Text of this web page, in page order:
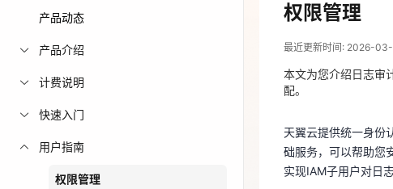
企业出海解决方案
助力您的业务扬帆出
爆款云主机全场特惠
产品动态
产品介绍
计费说明
快速入门
用户指南
权限管理
权限管理
最近更新时间: 2026-
2026-03-09
天翼云提供统一身
础服务，可以帮助您
实现IAM子用户对日
并给用户组授权相应
日志审计（原生版）
可以创建企业项目，
本文为您介绍日志审
配。
天翼云提供统一身份
础服务，可以帮助您
实现IAM子用户对日